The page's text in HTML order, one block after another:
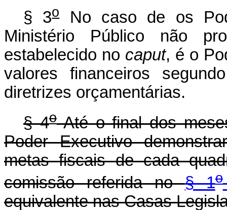
§ 3oNo caso de os
Ministério Público não
estabelecido no caput, é o
valores financeiros
diretrizes
§ 4oAté o final dos
Poder Executivo
metas fiscais de cada
comissão referida no§ 1o
equivalente nas Casas